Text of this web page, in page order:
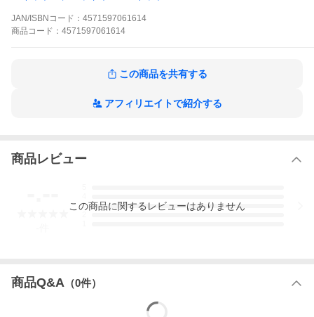
●イヤホン本体は小型・軽量ながらも、理想的なフィット感を追求
した新設計。
●スムーズで直感的。ユーザーフレンドリーな操作性。
●突然の雨や水しぶき、汗などによる水濡れも安心。IPX4相当※の
・ドライバー:φ10mmダイナミック型
・バッテリー容量:イヤホン片耳50mAh/ケース380mAh
ーブル1本、ユーザーマニュアル、製品保証登録カード
商品画像の文字起こし（AI自動生成）
業界最小クラスのノイズキャンセリングイヤホ
JAN/ISBNコード： 4571597061614
商品 コード： 4571597061614
この商品を共有する
アフィリエイトで紹介する
商品レビュー
3
この商品に関するレビューはありません
商品Q&A （0件）